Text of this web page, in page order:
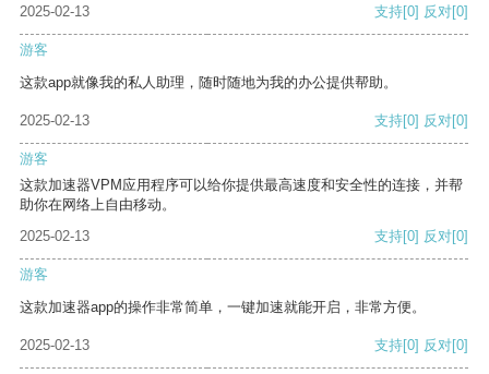
2025-02-13 支持[0] 反对[0]
游客
这款app就像我的私人助理，随时随地为我的办公提供帮助。
2025-02-13 支持[0] 反对[0]
游客
这款加速器VPM应用程序可以给你提供最高速度和安全性的连接，并帮
助你在网络上自由移动。
2025-02-13
支持[0] 反对[0]
游客
这款加速器app的操作非常简单，一键加速就能开启，非常方便。
2025-02-13 支持[0] 反对[0]